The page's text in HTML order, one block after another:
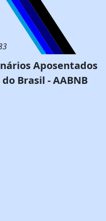
Aposentados
Brasil - AABNB